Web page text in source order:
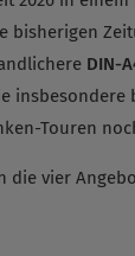
bisherigen
DIN-
insbesondere
Touren
die vier